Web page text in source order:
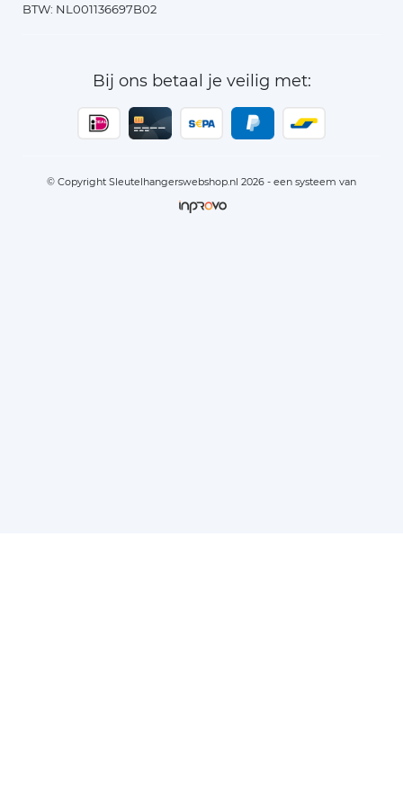
BTW: NL001136697B02
Bij ons betaal je veilig met:
© Copyright Sleutelhangerswebshop.nl 2026 - een systeem van